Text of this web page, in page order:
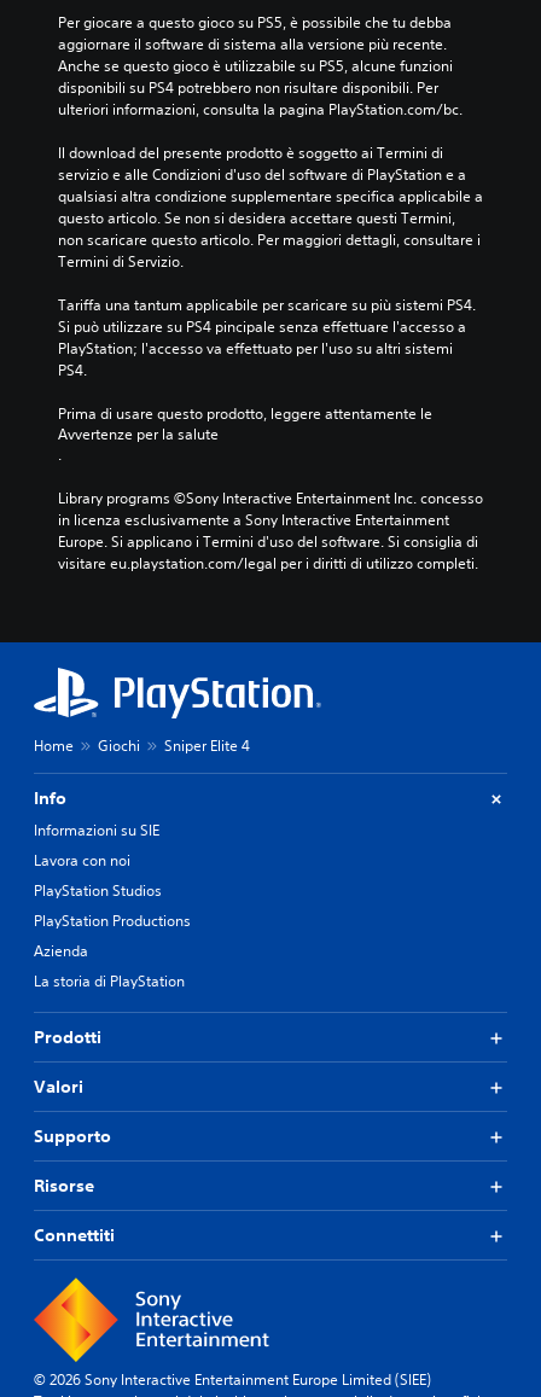
Per giocare a questo gioco su PS5, è possibile che tu debba
aggiornare il software di sistema alla versione più recente.
Anche se questo gioco è utilizzabile su PS5, alcune funzioni
disponibili su PS4 potrebbero non risultare disponibili. Per
ulteriori informazioni, consulta la pagina PlayStation.com/bc.
Il download del presente prodotto è soggetto ai Termini di
servizio e alle Condizioni d'uso del software di PlayStation e a
qualsiasi altra condizione supplementare specifica applicabile a
questo articolo. Se non si desidera accettare questi Termini,
non scaricare questo articolo. Per maggiori dettagli, consultare i
Termini di Servizio.
Tariffa una tantum applicabile per scaricare su più sistemi PS4.
Si può utilizzare su PS4 pincipale senza effettuare l'accesso a
PlayStation; l'accesso va effettuato per l'uso su altri sistemi
PS4.
Prima di usare questo prodotto, leggere attentamente le
Avvertenze per la salute
.
Library programs ©Sony Interactive Entertainment Inc. concesso
in licenza esclusivamente a Sony Interactive Entertainment
Europe. Si applicano i Termini d'uso del software. Si consiglia di
visitare eu.playstation.com/legal per i diritti di utilizzo completi.
Home Giochi Sniper Elite 4
Info
Informazioni su SIE
Lavora con noi
PlayStation Studios
PlayStation Productions
Azienda
La storia di PlayStation
Prodotti
Valori
Supporto
Risorse
Connettiti
© 2026 Sony Interactive Entertainment Europe Limited (SIEE)